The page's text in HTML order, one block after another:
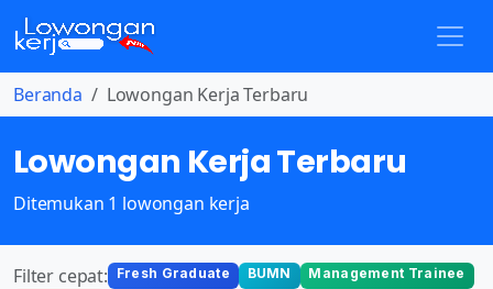
Beranda Lowongan Kerja Terbaru
Lowongan Kerja Terbaru
Ditemukan 1 lowongan kerja
Filter cepat: Fresh Graduate BUMN
Management Trainee